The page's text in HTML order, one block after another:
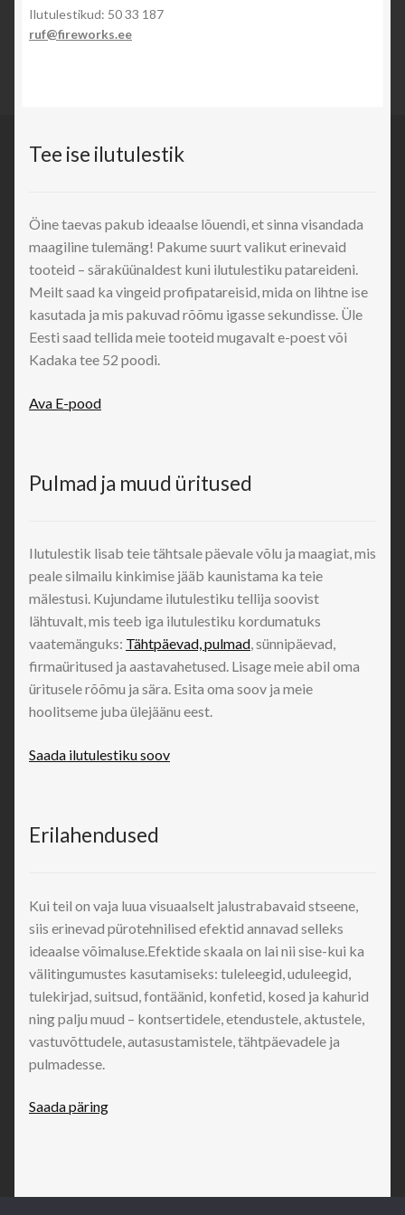
OHUTUS
Kataloog 2012/2013
TEATED
Ilutulestikud: 50 33 187
ruf@fireworks.ee
Tee ise ilutulestik
Öine taevas pakub ideaalse lõuendi, et sinna visandada
maagiline tulemäng! Pakume suurt valikut erinevaid
tooteid – säraküünaldest kuni ilutulestiku patareideni.
Meilt saad ka vingeid profipatareisid, mida on lihtne ise
kasutada ja mis pakuvad rõõmu igasse sekundisse. Üle
Eesti saad tellida meie tooteid mugavalt e-poest või
Kadaka tee 52 poodi.
Ava E-pood
Pulmad ja muud üritused
Ilutulestik lisab teie tähtsale päevale võlu ja maagiat, mis
peale silmailu kinkimise jääb kaunistama ka teie
mälestusi. Kujundame ilutulestiku tellija soovist
lähtuvalt, mis teeb iga ilutulestiku kordumatuks
vaatemänguks: Tähtpäevad, pulmad, sünnipäevad,
firmaüritused ja aastavahetused. Lisage meie abil oma
üritusele rõõmu ja sära. Esita oma soov ja meie
hoolitseme juba ülejäänu eest.
Saada ilutulestiku soov
Erilahendused
Kui teil on vaja luua visuaalselt jalustrabavaid stseene,
siis erinevad pürotehnilised efektid annavad selleks
ideaalse võimaluse.Efektide skaala on lai nii sise-kui ka
välitingumustes kasutamiseks: tuleleegid, uduleegid,
tulekirjad, suitsud, fontäänid, konfetid, kosed ja kahurid
ning palju muud – kontsertidele, etendustele, aktustele,
vastuvõttudele, autasustamistele, tähtpäevadele ja
pulmadesse.
Saada päring